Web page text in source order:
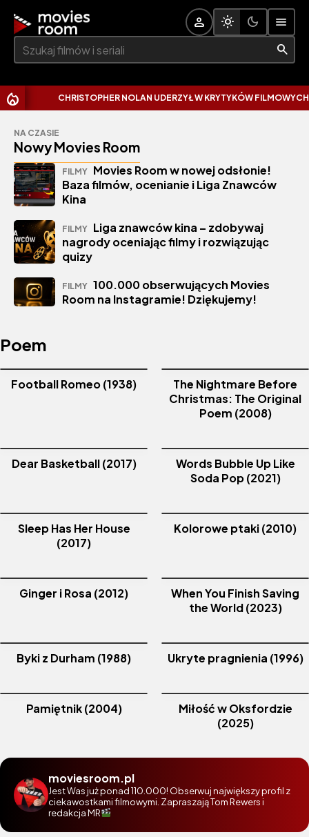
Szukaj:
CHRISTOPHER NOLAN UDERZYŁ W KRYTYKÓW FILMOWYCH.
NA CZASIE
Nowy Movies Room
FILMY Movies Room w nowej odsłonie!
Baza filmów, ocenianie i Liga Znawców
Kina
FILMY Liga znawców kina – zdobywaj
nagrody oceniając filmy i rozwiązując
quizy
FILMY 100.000 obserwujących Movies
Room na Instagramie! Dziękujemy!
Poem
Football Romeo (1938)
The Nightmare Before
Christmas: The Original
Poem (2008)
Dear Basketball (2017)
Words Bubble Up Like
Soda Pop (2021)
Sleep Has Her House
(2017)
Kolorowe ptaki (2010)
Ginger i Rosa (2012)
When You Finish Saving
the World (2023)
Byki z Durham (1988) Ukryte pragnienia (1996)
Pamiętnik (2004)
Miłość w Oksfordzie
(2025)
moviesroom.pl
Jest Was już ponad 110.000! Obserwuj największy profil z
ciekawostkami filmowymi. Zapraszają Tom Rewers i
redakcja MR